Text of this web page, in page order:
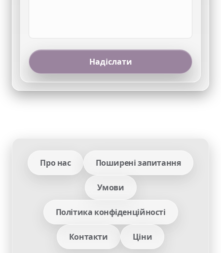
Надіслати
Про нас Поширені запитання
Умови
Політика конфіденційності
Контакти Ціни